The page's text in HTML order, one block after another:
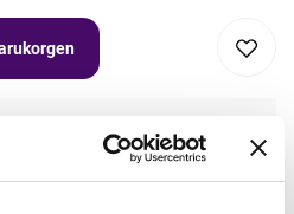
mängd i varukorgen,
tillbehör